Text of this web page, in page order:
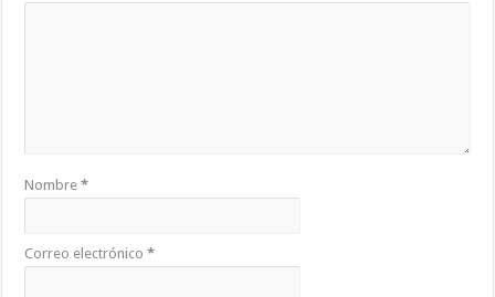
Nombre*
Correo electrónico*